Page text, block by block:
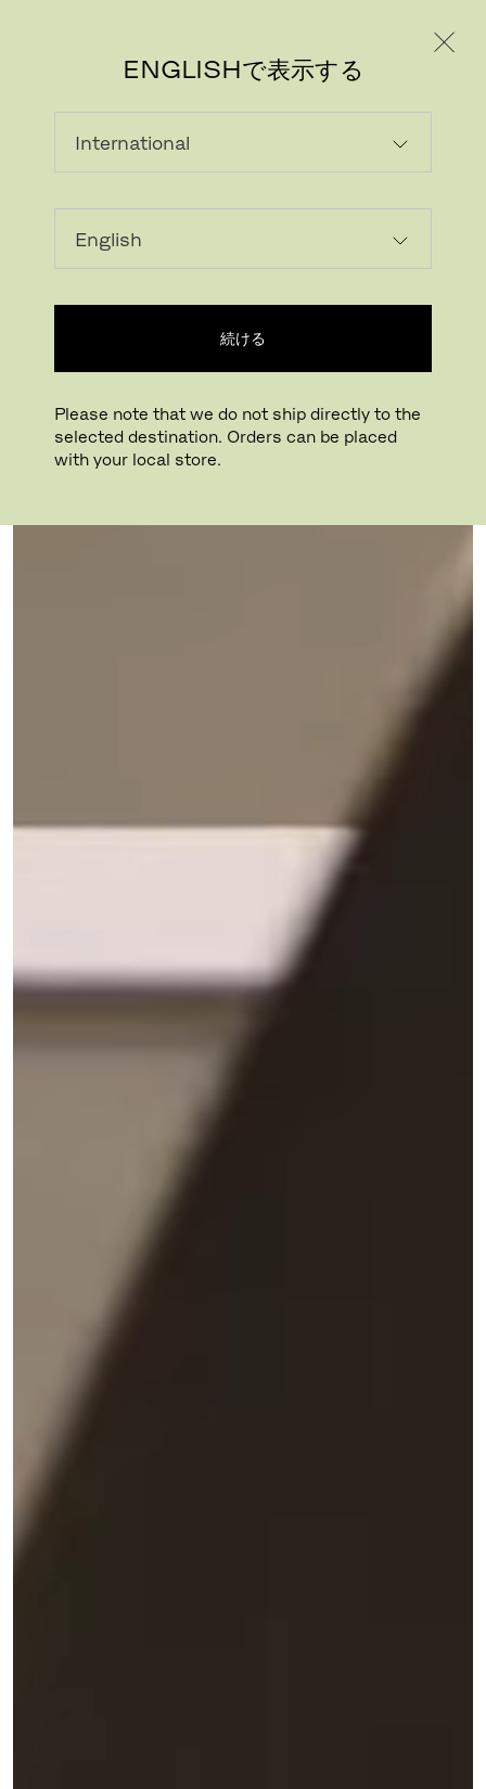
ENGLISHで表示する
続ける
Please note that we do not ship directly to the
selected destination. Orders can be placed
with your local store.